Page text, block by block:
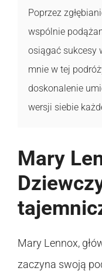
Poprzez
wspólnie
osiągać sukcesy
mnie w tej
doskonalenie
wersji siebie
Mary
Mary Lennox,
zaczyna swoją